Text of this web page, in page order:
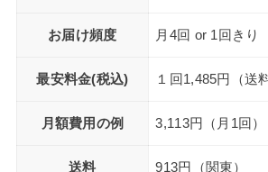
お届け頻度 月4回 or 1回きり
最安料金(税込) １回1,485円（送
月額費用の例 3,113円（月1回）
送料 913円（関東）